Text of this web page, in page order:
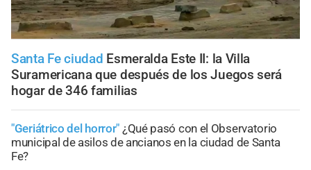
Santa Fe ciudad Esmeralda Este II: la Villa
Suramericana que después de los Juegos será
hogar de 346 familias
"Geriátrico del horror" ¿Qué pasó con el Observatorio
municipal de asilos de ancianos en la ciudad de Santa
Fe?